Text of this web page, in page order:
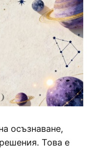
осъзнаване,
Това е